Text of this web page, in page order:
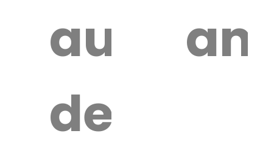
autour
de